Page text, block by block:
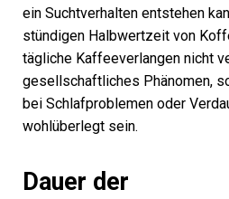
ein Suchtverhalten entstehen
stündigen Halbwertzeit von
tägliche Kaffeeverlangen nicht
gesellschaftliches Phänomen,
bei Schlafproblemen oder
wohlüberlegt sein.
Dauer der